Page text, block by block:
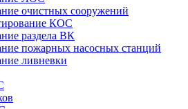
очистных сооружений
КОС
раздела ВК
пожарных насосных станций
ливневки